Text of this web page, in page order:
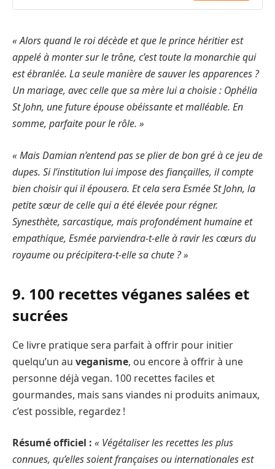
« Alors quand le roi décède et que le prince héritier est
appelé à monter sur le trône, c’est toute la monarchie qui
est ébranlée. La seule manière de sauver les apparences ?
Un mariage, avec celle que sa mère lui a choisie : Ophélia
St John, une future épouse obéissante et malléable. En
somme, parfaite pour le rôle. »
« Mais Damian n’entend pas se plier de bon gré à ce jeu de
dupes. Si l’institution lui impose des fiançailles, il compte
bien choisir qui il épousera. Et cela sera Esmée St John, la
petite sœur de celle qui a été élevée pour régner.
Synesthète, sarcastique, mais profondément humaine et
empathique, Esmée parviendra-t-elle à ravir les cœurs du
royaume ou précipitera-t-elle sa chute ? »
9. 100 recettes véganes salées et
sucrées
Ce livre pratique sera parfait à offrir pour initier
quelqu’un au veganisme, ou encore à offrir à une
personne déjà vegan. 100 recettes faciles et
gourmandes, mais sans viandes ni produits animaux,
c’est possible, regardez !
Résumé officiel : « Végétaliser les recettes les plus
connues, qu’elles soient françaises ou internationales est